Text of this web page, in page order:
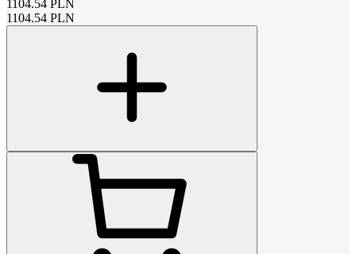
1104.54 PLN
1104.54 PLN